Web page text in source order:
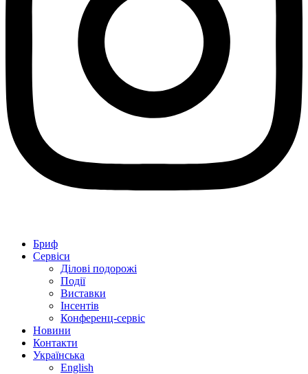
Бриф
Сервіси
Ділові подорожі
Події
Виставки
Інсентів
Конференц-сервіс
Новини
Контакти
Українська
English